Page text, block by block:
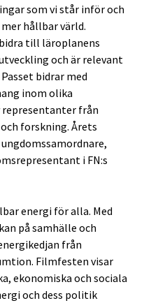
som vi står inför och
hållbar värld.
till läroplanens
och är relevant
bidrar med
inom olika
från
forskning. Årets
i FN:s
energi för alla. Med
på samhälle och
från
Filmfesten visar
ekonomiska och sociala
och dess politik